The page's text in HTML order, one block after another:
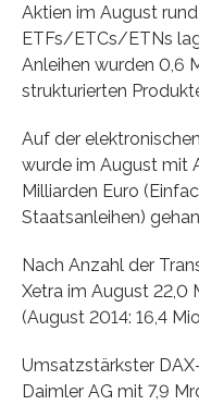
Aktien im August
ETFs/ETCs/ETNs
Anleihen wurden 0,6
strukturierten
Auf der
wurde im August mit
Milliarden Euro
Staatsanleihen)
Nach Anzahl der
Xetra im August 22,0
(August 2014: 16,4
Umsatzstärkster
Daimler AG mit 7,9